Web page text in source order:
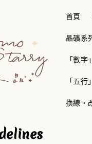
首頁
晶礦
「數
「五
換線・